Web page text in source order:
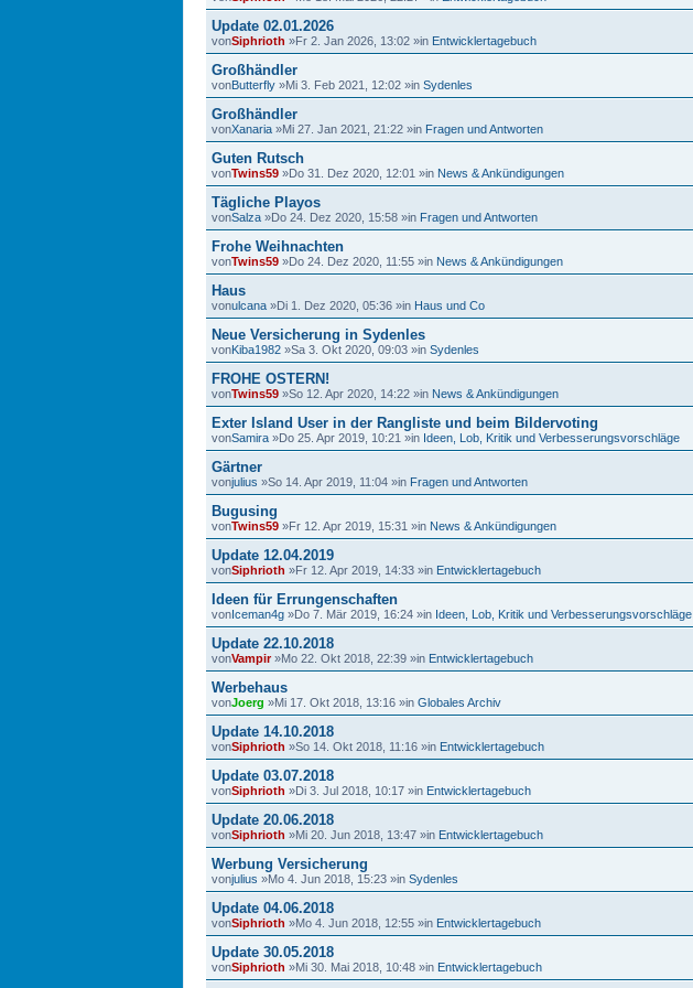
Update 02.01.2026
vonSiphrioth »Fr 2. Jan 2026, 13:02 »in Entwicklertagebuch
Großhändler
vonButterfly »Mi 3. Feb 2021, 12:02 »in Sydenles
Großhändler
vonXanaria »Mi 27. Jan 2021, 21:22 »in Fragen und Antworten
Guten Rutsch
vonTwins59 »Do 31. Dez 2020, 12:01 »in News & Ankündigungen
Tägliche Playos
vonSalza »Do 24. Dez 2020, 15:58 »in Fragen und Antworten
Frohe Weihnachten
vonTwins59 »Do 24. Dez 2020, 11:55 »in News & Ankündigungen
Haus
vonulcana »Di 1. Dez 2020, 05:36 »in Haus und Co
Neue Versicherung in Sydenles
vonKiba1982 »Sa 3. Okt 2020, 09:03 »in Sydenles
FROHE OSTERN!
vonTwins59 »So 12. Apr 2020, 14:22 »in News & Ankündigungen
Exter Island User in der Rangliste und beim Bildervoting
vonSamira »Do 25. Apr 2019, 10:21 »in Ideen, Lob, Kritik und Verbesserungsvorschläge
Gärtner
vonjulius »So 14. Apr 2019, 11:04 »in Fragen und Antworten
Bugusing
vonTwins59 »Fr 12. Apr 2019, 15:31 »in News & Ankündigungen
Update 12.04.2019
vonSiphrioth »Fr 12. Apr 2019, 14:33 »in Entwicklertagebuch
Ideen für Errungenschaften
vonIceman4g »Do 7. Mär 2019, 16:24 »in Ideen, Lob, Kritik und Verbesserungsvorschläge
Update 22.10.2018
vonVampir»Mo 22. Okt 2018, 22:39 »in Entwicklertagebuch
Werbehaus
vonJoerg »Mi 17. Okt 2018, 13:16 »in Globales Archiv
Update 14.10.2018
vonSiphrioth »So 14. Okt 2018, 11:16 »in Entwicklertagebuch
Update 03.07.2018
vonSiphrioth »Di 3. Jul 2018, 10:17 »in Entwicklertagebuch
Update 20.06.2018
vonSiphrioth »Mi 20. Jun 2018, 13:47 »in Entwicklertagebuch
Werbung Versicherung
vonjulius »Mo 4. Jun 2018, 15:23 »in Sydenles
Update 04.06.2018
vonSiphrioth »Mo 4. Jun 2018, 12:55 »in Entwicklertagebuch
Update 30.05.2018
vonSiphrioth »Mi 30. Mai 2018, 10:48 »in Entwicklertagebuch